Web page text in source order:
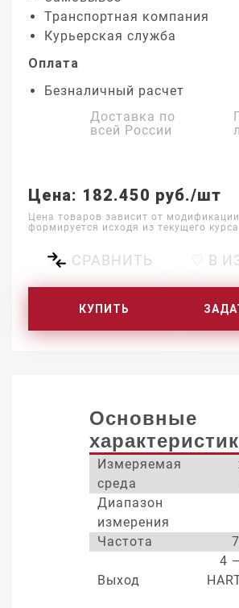
Транспортная компания
Курьерская служба
Оплата
Безналичный расчет
Доставка по
всей России
Цена: 182.450 руб./шт
Цена товаров зависит от
формируется исходя из текущего
СРАВНИТЬ ♡ В
КУПИТЬ
Основные
Измеряемая
среда
Диапазон
измерения
Частота
Выход
4